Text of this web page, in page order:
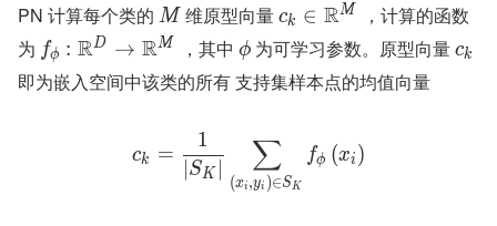
PN 计算每个类的 M 维原型向量 ck ∈ RM
，计算的函数
为 fϕ : RD → RM ，其中 ϕ 为可学习参数。原型向量 ck
即为嵌入空间中该类的所有 支持集样本点的均值向量
ck =
SK
1
(xi ,yi )∈SK
∑ fϕ (xi )